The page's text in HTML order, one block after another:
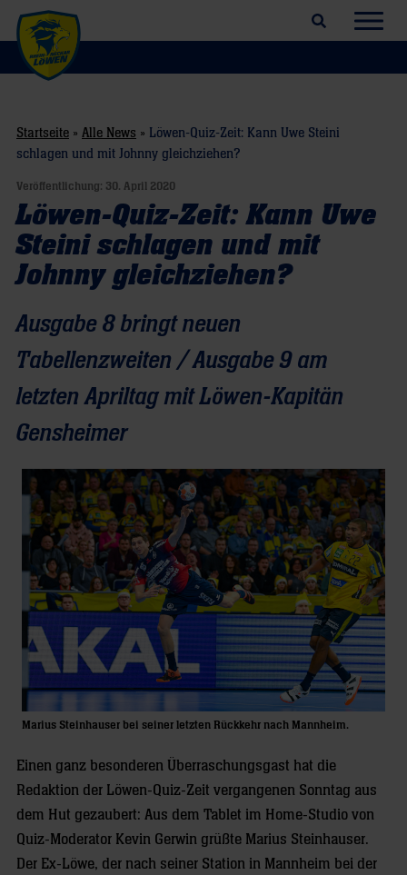
Suchfeld öffnen
Startseite » Alle News » Löwen-Quiz-Zeit: Kann Uwe Steini
schlagen und mit Johnny gleichziehen?
Veröffentlichung: 30. April 2020
Löwen-Quiz-Zeit: Kann Uwe
Steini schlagen und mit
Johnny gleichziehen?
Ausgabe 8 bringt neuen
Tabellenzweiten / Ausgabe 9 am
letzten Apriltag mit Löwen-Kapitän
Gensheimer
Marius Steinhauser bei seiner letzten Rückkehr nach Mannheim.
Einen ganz besonderen Überraschungsgast hat die
Redaktion der Löwen-Quiz-Zeit vergangenen Sonntag aus
dem Hut gezaubert: Aus dem Tablet im Home-Studio von
Quiz-Moderator Kevin Gerwin grüßte Marius Steinhauser.
Der Ex-Löwe, der nach seiner Station in Mannheim bei der